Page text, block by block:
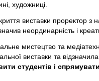
художниці.
виставки проректор з
неординарність і
мистецтво та
виставки та
студентів і